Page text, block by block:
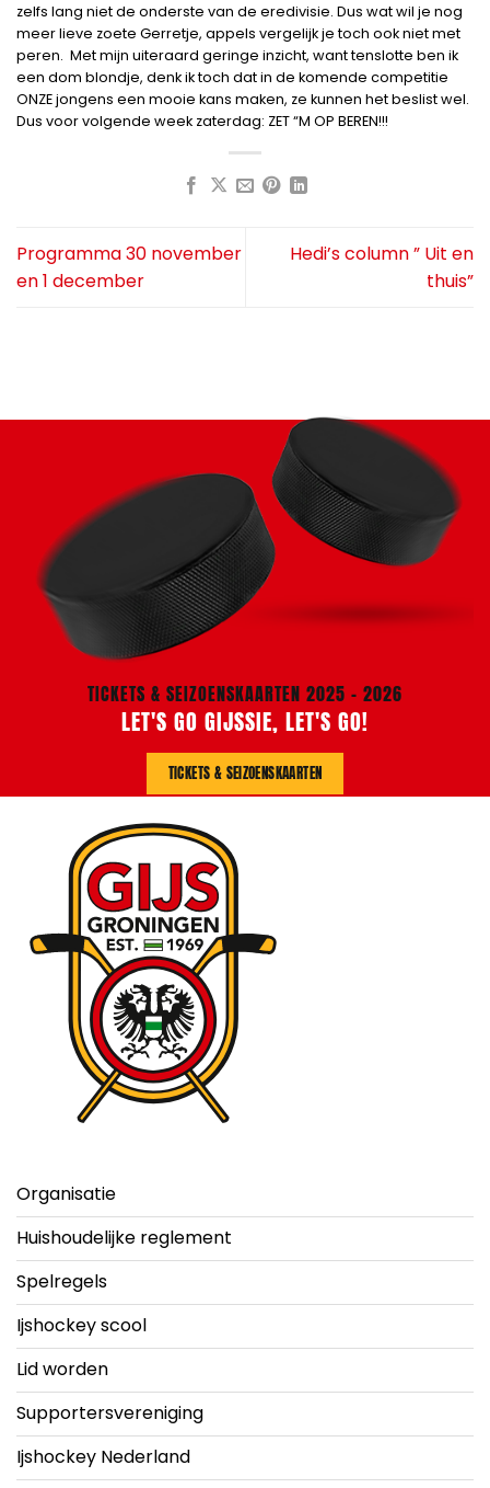
zelfs lang niet de onderste van de eredivisie. Dus wat wil je nog
meer lieve zoete Gerretje, appels vergelijk je toch ook niet met
peren. Met mijn uiteraard geringe inzicht, want tenslotte ben ik
een dom blondje, denk ik toch dat in de komende competitie
ONZE jongens een mooie kans maken, ze kunnen het beslist wel.
Dus voor volgende week zaterdag: ZET “M OP BEREN!!!
Programma 30 november
en 1 december
Hedi’s column ” Uit en
thuis”
TICKETS & SEIZOENSKAARTEN 2025 - 2026
LET'S GO GIJSSIE, LET'S GO!
TICKETS & SEIZOENSKAARTEN
Organisatie
Huishoudelijke reglement
Spelregels
Ijshockey scool
Lid worden
Supportersvereniging
Ijshockey Nederland